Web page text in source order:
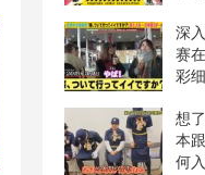
深
赛
彩
想
本
何